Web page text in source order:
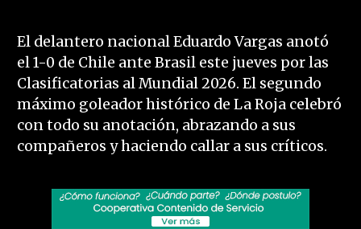
El delantero nacional Eduardo Vargas anotó
el 1-0 de Chile ante Brasil este jueves por las
Clasificatorias al Mundial 2026. El segundo
máximo goleador histórico de La Roja celebró
con todo su anotación, abrazando a sus
compañeros y haciendo callar a sus críticos.